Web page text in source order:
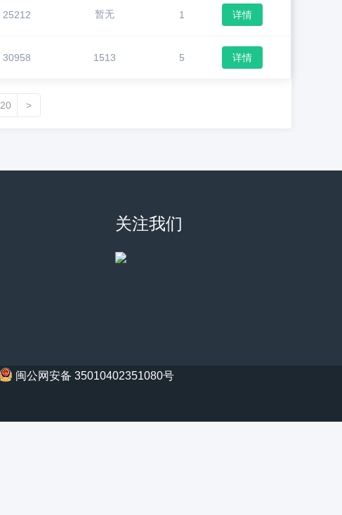
25212 暂无 1 详情
30958 1513 5 详情
20 >
关注我们
闽公网安备 35010402351080号